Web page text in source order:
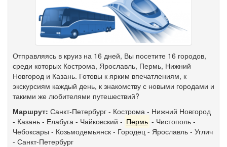
Отправляясь в круиз на 16 дней, Вы посетите 16 городов,
среди которых Кострома, Ярославль, Пермь, Нижний
Новгород и Казань. Готовы к ярким впечатлениям, к
экскурсиям каждый день, к знакомству с новыми городами и
такими же любителями путешествий?
Маршрут: Санкт-Петербург - Кострома - Нижний Новгород
- Казань - Елабуга - Чайковский - Пермь - Чистополь-
Чебоксары - Козьмодемьянск - Городец - Ярославль - Углич
- Санкт-Петербург